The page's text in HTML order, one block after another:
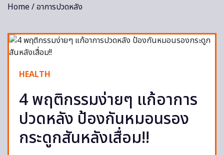
Home/ อาการปวดหลัง
HEALTH
4 พฤติกรรมง่ายๆ แก้อาการ
ปวดหลัง ป้องกันหมอนรอง
กระดูกสันหลังเสื่อม!!